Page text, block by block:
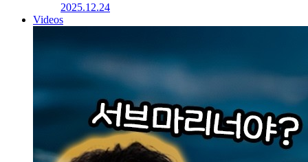
2025.12.24
Videos